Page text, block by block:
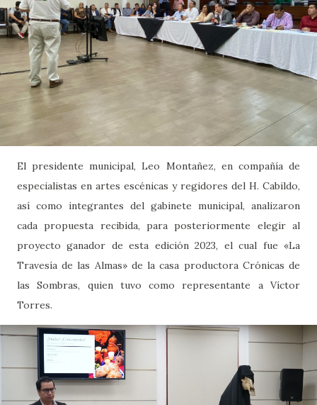
El presidente municipal, Leo Montañez, en compañía de
especialistas en artes escénicas y regidores del H. Cabildo,
así como integrantes del gabinete municipal, analizaron
cada propuesta recibida, para posteriormente elegir al
proyecto ganador de esta edición 2023, el cual fue «La
Travesía de las Almas» de la casa productora Crónicas de
las Sombras, quien tuvo como representante a Víctor
Torres.